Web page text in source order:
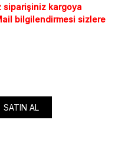
siparişiniz kargoya
bilgilendirmesi sizlere
SATIN AL